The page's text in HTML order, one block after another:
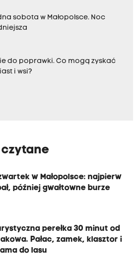
sobota w Małopolsce. Noc
do poprawki. Co mogą zyskać
i wsi?
w Małopolsce: najpierw
później gwałtowne burze
perełka 30 minut od
Pałac, zamek, klasztor i
do lasu